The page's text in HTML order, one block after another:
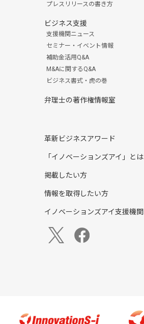
プレスリリースの書き方
ビジネス支援
支援機関ニュース
セミナー・イベント情報
補助金活用Q&A
M&Aに関するQ&A
ビジネス書式・虎の巻
弁理士の著作権情報室
革新ビジネスアワード
「イノベーションズアイ」とは
掲載したい方
情報を取得したい方
イノベーションズアイ支援機関